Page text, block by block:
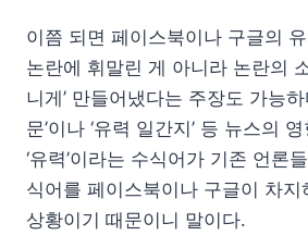
이쯤 되면 페이스북이나 구글의
논란에 휘말린 게 아니라 논란의
니게’ 만들어냈다는 주장도 가능
문’이나 ‘유력 일간지’ 등 뉴스의
‘유력’이라는 수식어가 기존 언론
식어를 페이스북이나 구글이 차
상황이기 때문이니 말이다.